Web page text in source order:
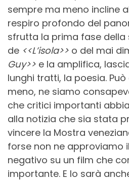
sempre ma meno incline
respiro profondo del
sfrutta la prima fase della
de <<L’isola>> o del mai
Guy>> e la amplifica,
lunghi tratti, la poesia.
meno, ne siamo
che critici importanti
alla notizia che sia stata
vincere la Mostra
forse non ne approviamo
negativo su un film che
importante. E lo sarà